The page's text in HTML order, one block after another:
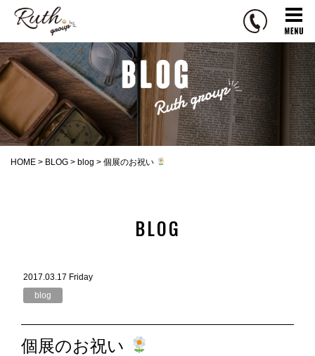
t
h
g
r
o
u
HOME > BLOG > blog > 個展のお祝い
BLOG
2017.03.17 Friday
blog
個展のお祝い